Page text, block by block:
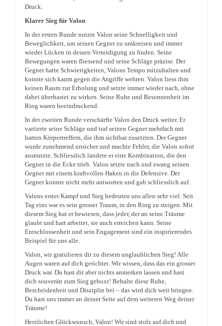
Druck.
Klarer Sieg für Valon
In der ersten Runde nutzte Valon seine Schnelligkeit und
Beweglichkeit, um seinen Gegner zu umkreisen und immer
wieder Lücken in dessen Verteidigung zu finden. Seine
Bewegungen waren fliessend und seine Schläge präzise. Der
Gegner hatte Schwierigkeiten, Valons Tempo mitzuhalten und
konnte sich kaum gegen die Angriffe wehren. Valon liess ihm
keinen Raum zur Erholung und setzte immer wieder nach, ohne
dabei überhastet zu wirken. Seine Ruhe und Besonnenheit im
Ring waren beeindruckend.
In der zweiten Runde verschärfte Valon den Druck weiter. Er
variierte seine Schläge und traf seinen Gegner mehrfach mit
harten Körpertreffern, die ihm sichtbar zusetzten. Der Gegner
wurde zunehmend unsicher und machte Fehler, die Valon sofort
ausnutzte. Schliesslich landete er eine Kombination, die den
Gegner in die Ecke trieb. Valon setzte nach und zwang seinen
Gegner mit einem kraftvollen Haken in die Defensive. Der
Gegner konnte nicht mehr antworten und gab schliesslich auf.
Valons erster Kampf und Sieg bedeuten uns allen sehr viel. Seit
Tag eins war es sein grosser Traum, in den Ring zu steigen. Mit
diesem Sieg hat er bewiesen, dass jeder, der an seine Träume
glaubt und hart arbeitet, sie auch erreichen kann. Seine
Entschlossenheit und sein Engagement sind ein inspirierendes
Beispiel für uns alle.
Valon, wir gratulieren dir zu diesem unglaublichen Sieg! Alle
Augen waren auf dich gerichtet. Wir wissen, dass das ein grosser
Druck war. Du hast dir aber nichts anmerken lassen und hast
dich souverän zum Sieg geboxt! Behalte diese Ruhe,
Bescheidenheit und Disziplin bei – das wird dich weit bringen.
Du hast uns immer an deiner Seite auf dem weiteren Weg deiner
Träume!
Herzlichen Glückwunsch, Valon! Wir sind stolz auf dich und